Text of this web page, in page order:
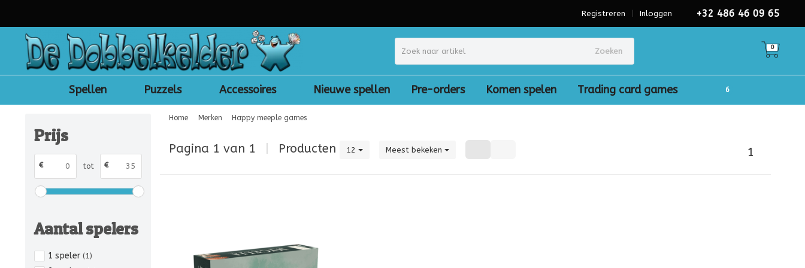
+32 486 46 09 65
Inloggen
Registreren
Zoeken 0
Spellen Puzzels Accessoires Nieuwe spellen Pre-orders Komen spelen Trading card games
Prijs
€ tot €
Aantal spelers
1 speler (1)
Home Merken Happy meeple games
Pagina 1 van 1 Producten 12 Meest bekeken 1